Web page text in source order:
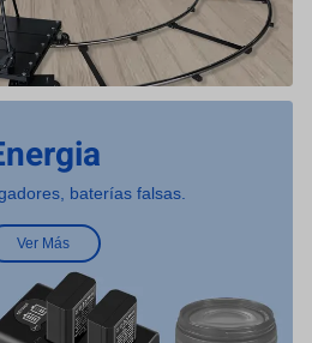
baterías falsas.
Ver Más